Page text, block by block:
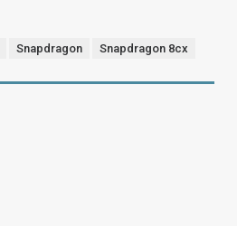
Snapdragon Snapdragon 8cx